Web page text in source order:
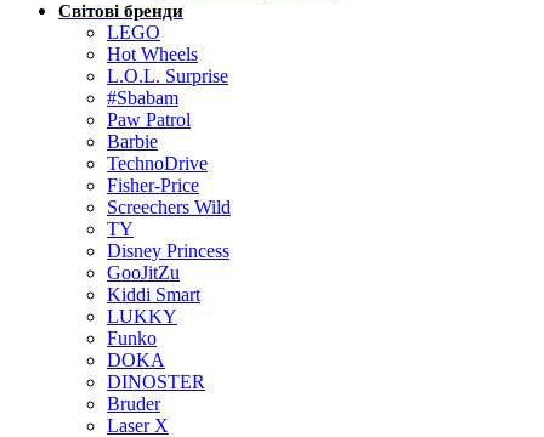
Світові бренди
LEGO
Hot Wheels
L.O.L. Surprise
#Sbabam
Paw Patrol
Barbie
TechnoDrive
Fisher-Price
Screechers Wild
TY
Disney Princess
GooJitZu
Kiddi Smart
LUKKY
Funko
DOKA
DINOSTER
Bruder
Laser X